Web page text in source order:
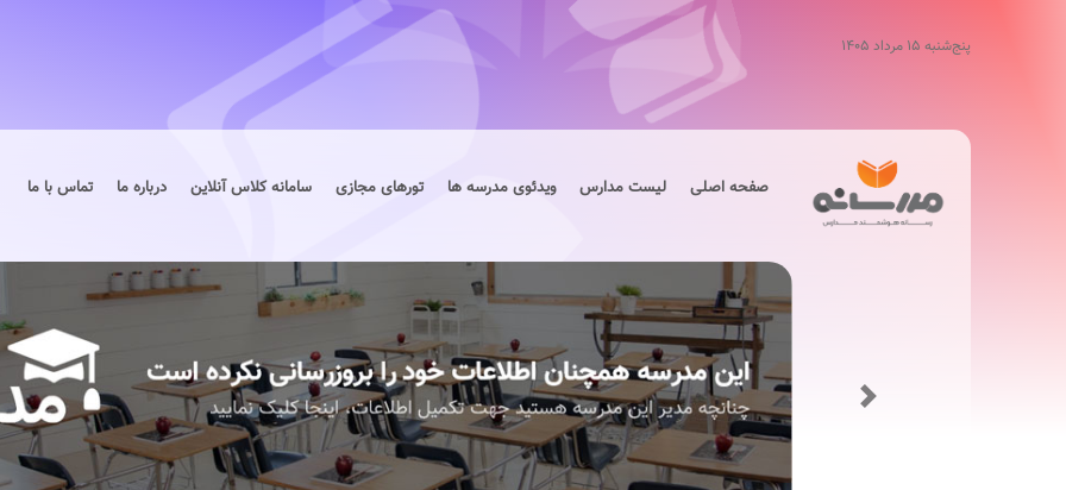
پنج‌شنبه ۱۵ مرداد ۱۴۰۵
صفحه اصلی لیست مدارس ویدئوی مدرسه ها تورهای مجازی سامانه کلاس آنلاین درباره ما تماس با ما
Next